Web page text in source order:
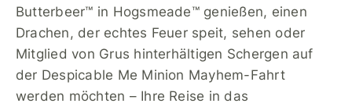
Butterbeer™ in Hogsmeade™ genießen, einen
Drachen, der echtes Feuer speit, sehen oder
Mitglied von Grus hinterhältigen Schergen auf
der Despicable Me Minion Mayhem-Fahrt
werden möchten – Ihre Reise in das